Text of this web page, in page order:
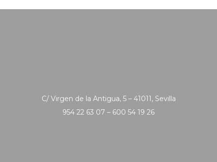
C/ Virgen de la Antigua, 5 – 41011, Sevilla
954 22 63 07 – 600 54 19 26